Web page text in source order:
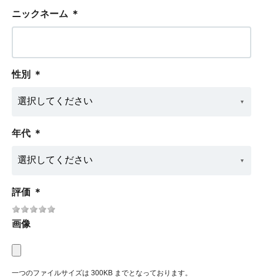
ニックネーム ＊
性別 ＊
年代 ＊
評価 ＊
画像
一つのファイルサイズは 300KB までとなっております。